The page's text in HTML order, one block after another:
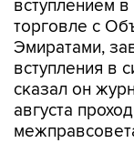
вступлением
торговле с
Эмиратами,
вступления в
сказал он
августа